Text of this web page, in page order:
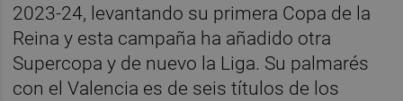
2023-24, levantando su primera Copa de la
Reina y esta campaña ha añadido otra
Supercopa y de nuevo la Liga. Su palmarés
con el Valencia es de seis títulos de los